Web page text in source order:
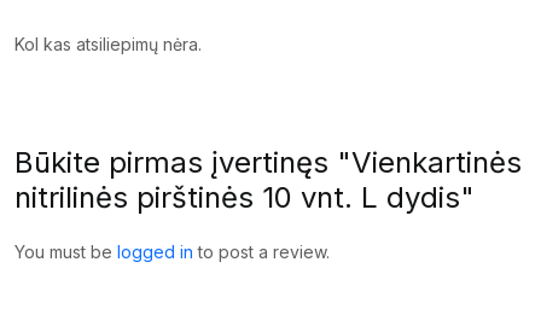
Kol kas atsiliepimų nėra.
Būkite pirmas įvertinęs "Vienkartinės
nitrilinės pirštinės 10 vnt. L dydis"
You must be logged in to post a review.